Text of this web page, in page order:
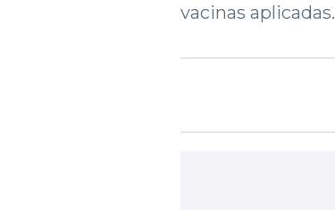
vacinas aplicadas.